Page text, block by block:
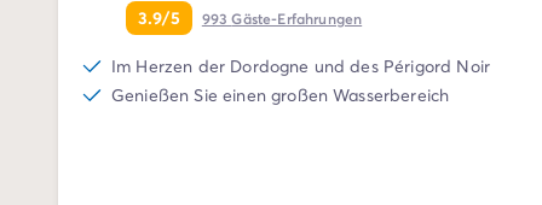
Campingplatz Schweiz
Campingplatz Österreich
Campingplatz Slowenien
Campingplatz Luxemburg
3.9/5 993Gäste-Erfahrungen
Im Herzen der Dordogne und des Périgord Noir
Genießen Sie einen großen Wasserbereich